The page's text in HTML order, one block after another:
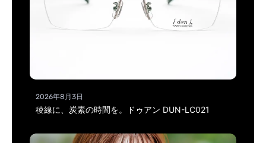
2026年8月3日
稜線に、炭素の時間を。ドゥアン DUN-LC021